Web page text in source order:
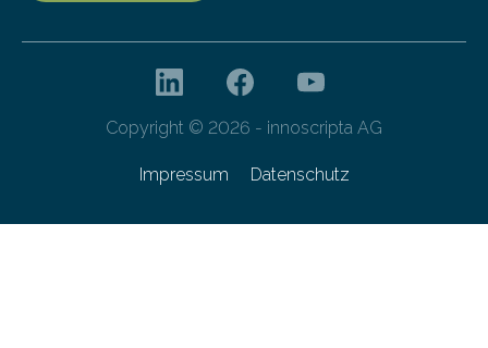
Copyright © 2026 - innoscripta AG
Impressum Datenschutz